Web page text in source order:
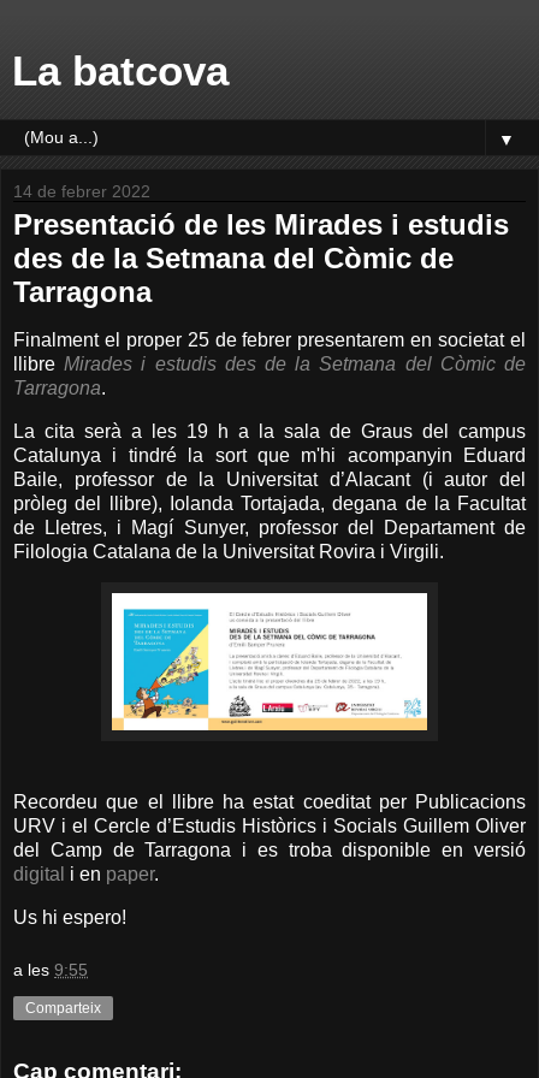
La batcova
▼
14 de febrer 2022
Presentació de les Mirades i estudis
des de la Setmana del Còmic de
Tarragona
Finalment el proper 25 de febrer presentarem en societat el
llibreMirades i estudis des de la Setmana del Còmic de
Tarragona.
La cita serà a les 19 h a la sala de Graus del campus
Catalunya i tindré la sort que m'hi acompanyin Eduard
Baile, professor de la Universitat d’Alacant (i autor del
pròleg del llibre), Iolanda Tortajada, degana de la Facultat
de Lletres, i Magí Sunyer, professor del Departament de
Filologia Catalana de la Universitat Rovira i Virgili.
Recordeu que el llibre ha estat coeditat per Publicacions
URV i el Cercle d’Estudis Històrics i Socials Guillem Oliver
del Camp de Tarragona i es troba disponible en versió
digital i en paper.
Us hi espero!
a les 9:55
Comparteix
Cap comentari: